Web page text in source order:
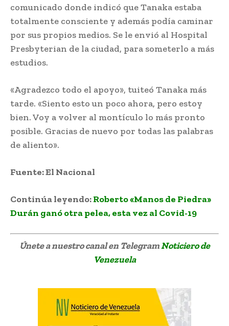
comunicado donde indicó que Tanaka estaba
totalmente consciente y además podía caminar
por sus propios medios. Se le envió al Hospital
Presbyterian de la ciudad, para someterlo a más
estudios.
«Agradezco todo el apoyo», tuiteó Tanaka más
tarde. «Siento esto un poco ahora, pero estoy
bien. Voy a volver al montículo lo más pronto
posible. Gracias de nuevo por todas las palabras
de aliento».
Fuente: El Nacional
Continúa leyendo:Roberto «Manos de Piedra»
Durán ganó otra pelea, esta vez al Covid-19
Únete a nuestro canal en TelegramNoticiero de
Venezuela